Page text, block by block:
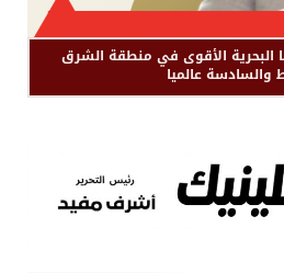
البحرية الأقوى في منطقة الشرق
والسادسة عالميا